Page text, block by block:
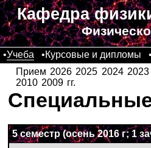
Кафедра
•Учеба •Курсовые и дипломы
Прием 2026 2025 2024 2023
2010 2009 гг.
5 семестр (осень 2016 г; 1